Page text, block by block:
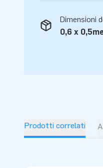
Dimensioni
0,6 x
Prodotti correlati